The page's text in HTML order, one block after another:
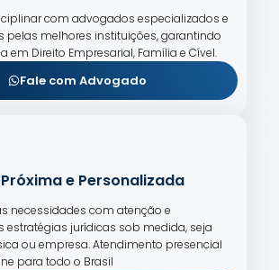
com advogados especializados e
pelas melhores instituições, garantindo
em Direito Empresarial, Família e Cível.
Fale com Advogado
e Personalizada
necessidades com atenção e
estratégias jurídicas sob medida, seja
ou empresa. Atendimento presencial
para todo o Brasil